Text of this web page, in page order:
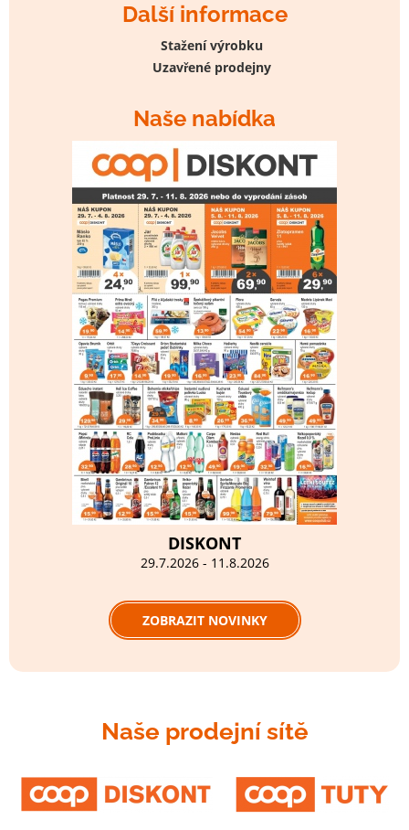
Další informace
Stažení výrobku
Uzavřené prodejny
Naše nabídka
DISKONT
29.7.2026 - 11.8.2026
ZOBRAZIT NOVINKY
Naše prodejní sítě